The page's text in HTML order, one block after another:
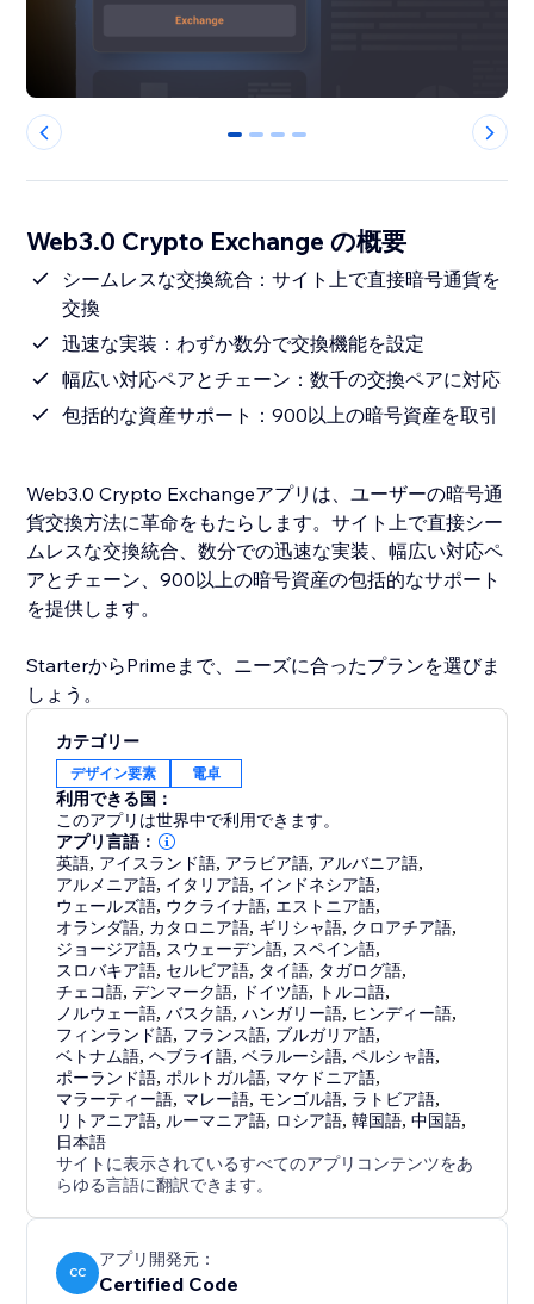
0 1 2 3
Web3.0 Crypto Exchange の概要
シームレスな交換統合：サイト上で直接暗号通貨を
交換
迅速な実装：わずか数分で交換機能を設定
幅広い対応ペアとチェーン：数千の交換ペアに対応
包括的な資産サポート：900以上の暗号資産を取引
Web3.0 Crypto Exchangeアプリは、ユーザーの暗号通
貨交換方法に革命をもたらします。サイト上で直接シー
ムレスな交換統合、数分での迅速な実装、幅広い対応ペ
アとチェーン、900以上の暗号資産の包括的なサポート
を提供します。
StarterからPrimeまで、ニーズに合ったプランを選びま
しょう。
カテゴリー
デザイン要素 電卓
利用できる国：
このアプリは世界中で利用できます。
アプリ言語：
英語, アイスランド語, アラビア語, アルバニア語,
アルメニア語, イタリア語, インドネシア語,
ウェールズ語, ウクライナ語, エストニア語,
オランダ語, カタロニア語, ギリシャ語, クロアチア語,
ジョージア語, スウェーデン語, スペイン語,
スロバキア語, セルビア語, タイ語, タガログ語,
チェコ語,デンマーク語, ドイツ語, トルコ語,
ノルウェー語,バスク語,ハンガリー語, ヒンディー語,
フィンランド語, フランス語, ブルガリア語,
ベトナム語,ヘブライ語,ベラルーシ語,ペルシャ語,
ポーランド語, ポルトガル語, マケドニア語,
マラーティー語, マレー語, モンゴル語, ラトビア語,
リトアニア語, ルーマニア語, ロシア語,韓国語,中国語,
日本語
サイトに表示されているすべてのアプリコンテンツをあ
らゆる言語に翻訳できます。
CC
アプリ開発元：
Certified Code